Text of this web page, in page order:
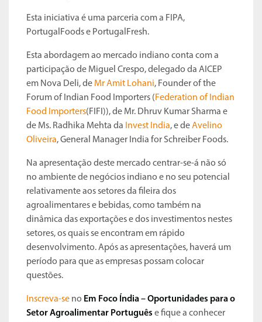
Esta iniciativa é uma parceria com a FIPA,
PortugalFoods e PortugalFresh.
Esta abordagem ao mercado indiano conta com a
participação de Miguel Crespo, delegado da AICEP
em Nova Deli, de Mr Amit Lohani, Founder of the
Forum of Indian Food Importers (Federation of Indian
Food Importers(FIFI)), de Mr. Dhruv Kumar Sharma e
de Ms. Radhika Mehta da Invest India, e deAvelino
Oliveira, General Manager India for Schreiber Foods.
Na apresentação deste mercado centrar-se-á não só
no ambiente de negócios indiano e no seu potencial
relativamente aos setores da fileira dos
agroalimentares e bebidas, como também na
dinâmica das exportações e dos investimentos nestes
setores, os quais se encontram em rápido
desenvolvimento. Após as apresentações, haverá um
período para que as empresas possam colocar
questões.
Inscreva-se no Em Foco Índia – Oportunidades para o
Setor Agroalimentar Português e fique a conhecer